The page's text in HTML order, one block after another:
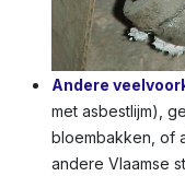
Andere
met asbestlijm),
bloembakken, of
andere Vlaamse